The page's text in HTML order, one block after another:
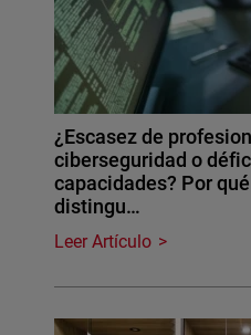
¿Escasez de
ciberseguridad o
capacidades? Por
distingu…
Leer Artículo